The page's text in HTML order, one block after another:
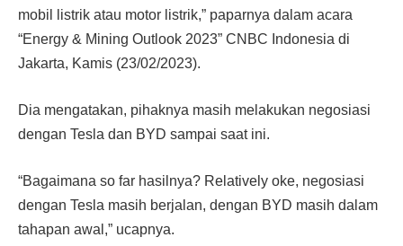
mobil listrik atau motor listrik,” paparnya dalam acara
“Energy & Mining Outlook 2023” CNBC Indonesia di
Jakarta, Kamis (23/02/2023).
Dia mengatakan, pihaknya masih melakukan negosiasi
dengan Tesla dan BYD sampai saat ini.
“Bagaimana so far hasilnya? Relatively oke, negosiasi
dengan Tesla masih berjalan, dengan BYD masih dalam
tahapan awal,” ucapnya.